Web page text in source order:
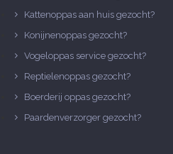
Kattenoppas aan huis gezocht?
Konijnenoppas gezocht?
Vogeloppas service gezocht?
Reptielenoppas gezocht?
Boerderij oppas gezocht?
Paardenverzorger gezocht?